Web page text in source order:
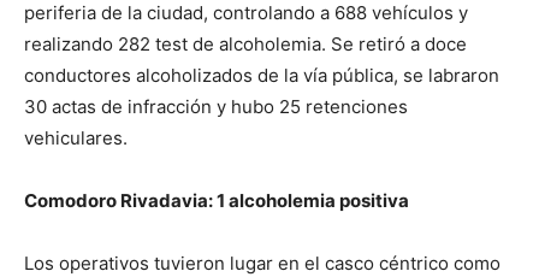
periferia de la ciudad, controlando a 688 vehículos y
realizando 282 test de alcoholemia. Se retiró a doce
conductores alcoholizados de la vía pública, se labraron
30 actas de infracción y hubo 25 retenciones
vehiculares.
Comodoro Rivadavia: 1 alcoholemia positiva
Los operativos tuvieron lugar en el casco céntrico como